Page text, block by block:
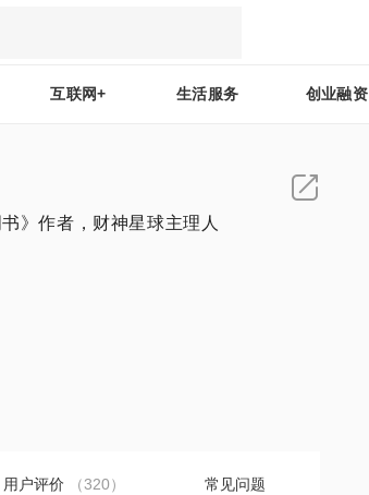
互联网+ 生活服务 创业融资
书》作者，财神星球主理人
用户评价 （320） 常见问题